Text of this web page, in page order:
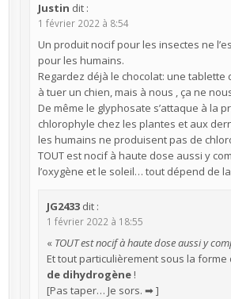
Justin dit :
1 février 2022 à 8:54
Un produit nocif pour les insectes ne
pour les humains.
Regardez déjà le chocolat: une tablette
à tuer un chien, mais à nous , ça ne
De même le glyphosate s’attaque à la
chlorophyle chez les plantes et aux
les humains ne produisent pas de
TOUT est nocif à haute dose aussi y
l’oxygène et le soleil… tout dépend de
JG2433 dit :
1 février 2022 à 18:55
« TOUT est nocif à haute dose aussi y
Et tout particulièrement sous la forme
de dihydrogène !
[Pas taper… Je sors. ➡ ]